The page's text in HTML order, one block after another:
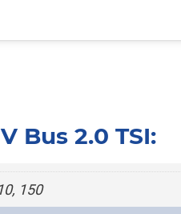
Bus 2.0 TSI:
150